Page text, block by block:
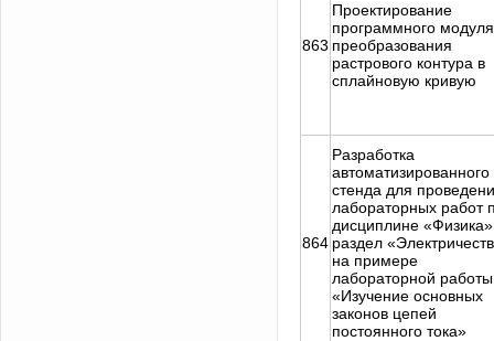
863
Проектирование
программного модуля
преобразования
растрового контура в
сплайновую кривую
864
Разработка
автоматизированного
стенда для
лабораторных работ
дисциплине
раздел
на примере
лабораторной работы
«Изучение основных
законов цепей
постоянного тока»